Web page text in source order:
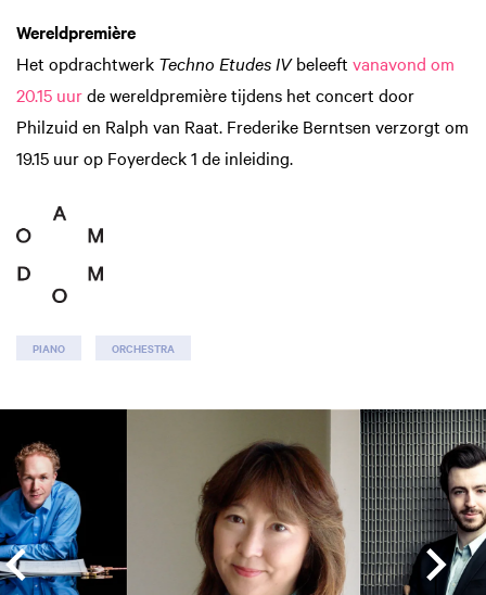
Wereldpremière
Het opdrachtwerk Techno Etudes IVbeleeft vanavond om
20.15 uurde wereldpremière tijdens het concert door
Philzuid en Ralph van Raat. Frederike Berntsen verzorgt om
19.15 uur op Foyerdeck 1 de inleiding.
PIANO ORCHESTRA